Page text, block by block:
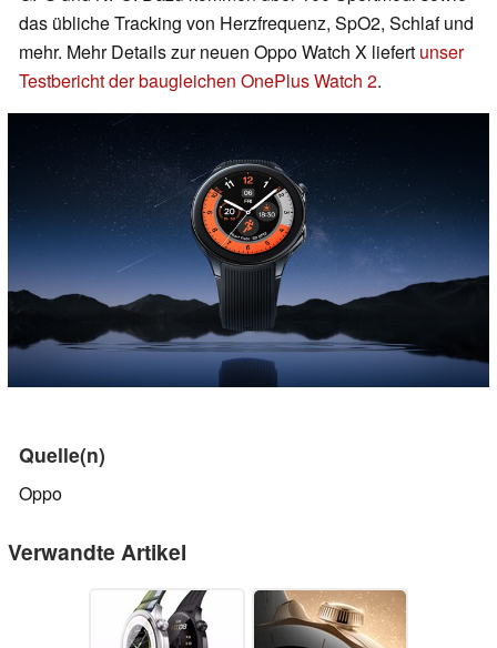
das übliche Tracking von Herzfrequenz, SpO2, Schlaf und
mehr. Mehr Details zur neuen Oppo Watch X liefert unser
Testbericht der baugleichen OnePlus Watch 2.
Quelle(n)
Oppo
Verwandte Artikel